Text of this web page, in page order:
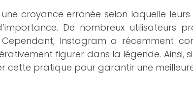
croyance erronée selon laquelle
De nombreux
Instagram a récemment
figurer dans la légende. Ainsi,
pratique pour garantir une meilleure